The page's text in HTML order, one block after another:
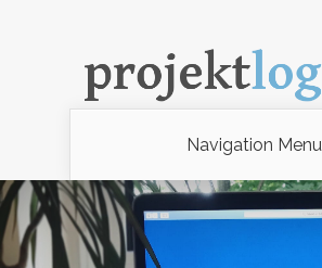
Navigation Menu